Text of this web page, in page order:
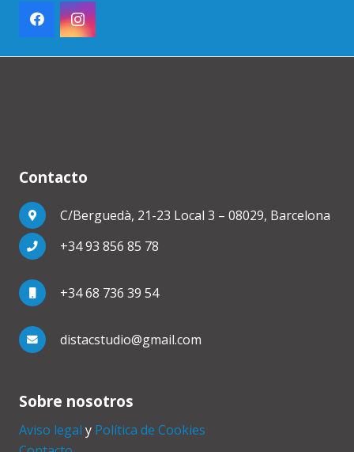
Contacto
C/Berguedà, 21-23 Local 3 – 08029, Barcelona
+34 93 856 85 78
+34 68 736 39 54
distacstudio@gmail.com
Sobre nosotros
Aviso legal y Política de Cookies